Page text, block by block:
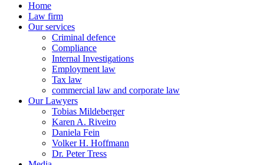
Home
Law firm
Our services
Criminal defence
Compliance
Internal Investigations
Employment law
Tax law
commercial law and corporate law
Our Lawyers
Tobias Mildeberger
Karen A. Riveiro
Daniela Fein
Volker H. Hoffmann
Dr. Peter Tress